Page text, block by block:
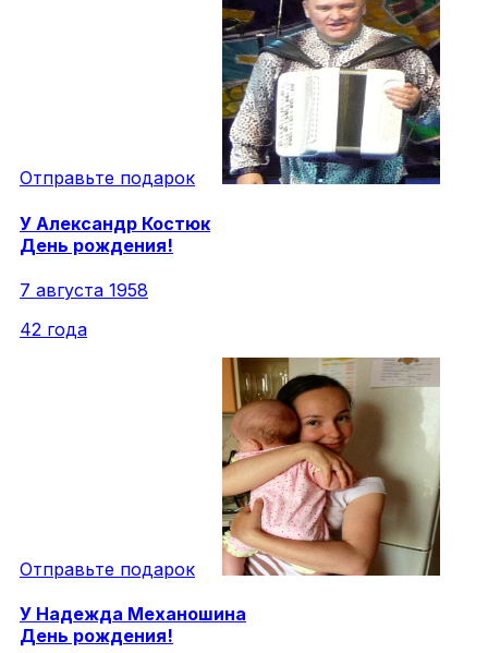
Отправьте подарок
У Александр Костюк
День рождения!
7 августа 1958
42 года
Отправьте подарок
У Надежда Механошина
День рождения!